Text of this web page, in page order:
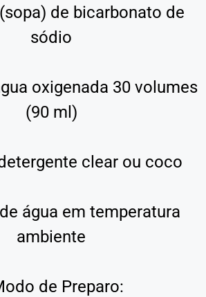
de bicarbonato de
sódio
oxigenada 30 volumes
(90 ml)
clear ou coco
água em temperatura
ambiente
de Preparo: